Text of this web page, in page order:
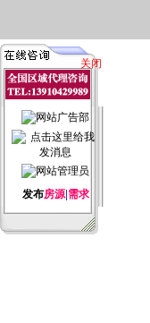
关闭
发布房源| 需求